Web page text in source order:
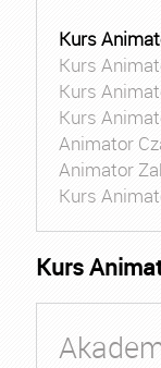
Kurs
Kurs
Kurs
Kurs
Animator
Animator
Kurs
Kurs